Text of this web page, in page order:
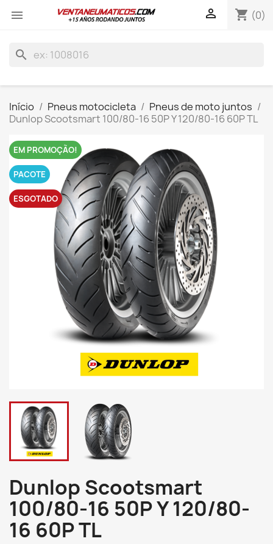
 shopping_cart (0)

search
Início Pneus motocicleta
Pneus de moto juntos
Dunlop Scootsmart 100/80-16 50P Y 120/80-16 60P TL
EM PROMOÇÃO!
PACOTE
ESGOTADO
Dunlop Scootsmart
100/80-16 50P Y 120/80-
16 60P TL